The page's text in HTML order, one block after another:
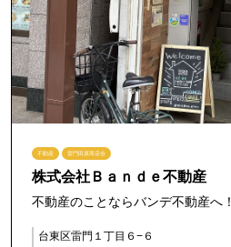
不動産 雷門田原商店会
株式会社Ｂａｎｄｅ不動産
不動産のことならバンデ不動産へ！
台東区雷門１丁目６−６